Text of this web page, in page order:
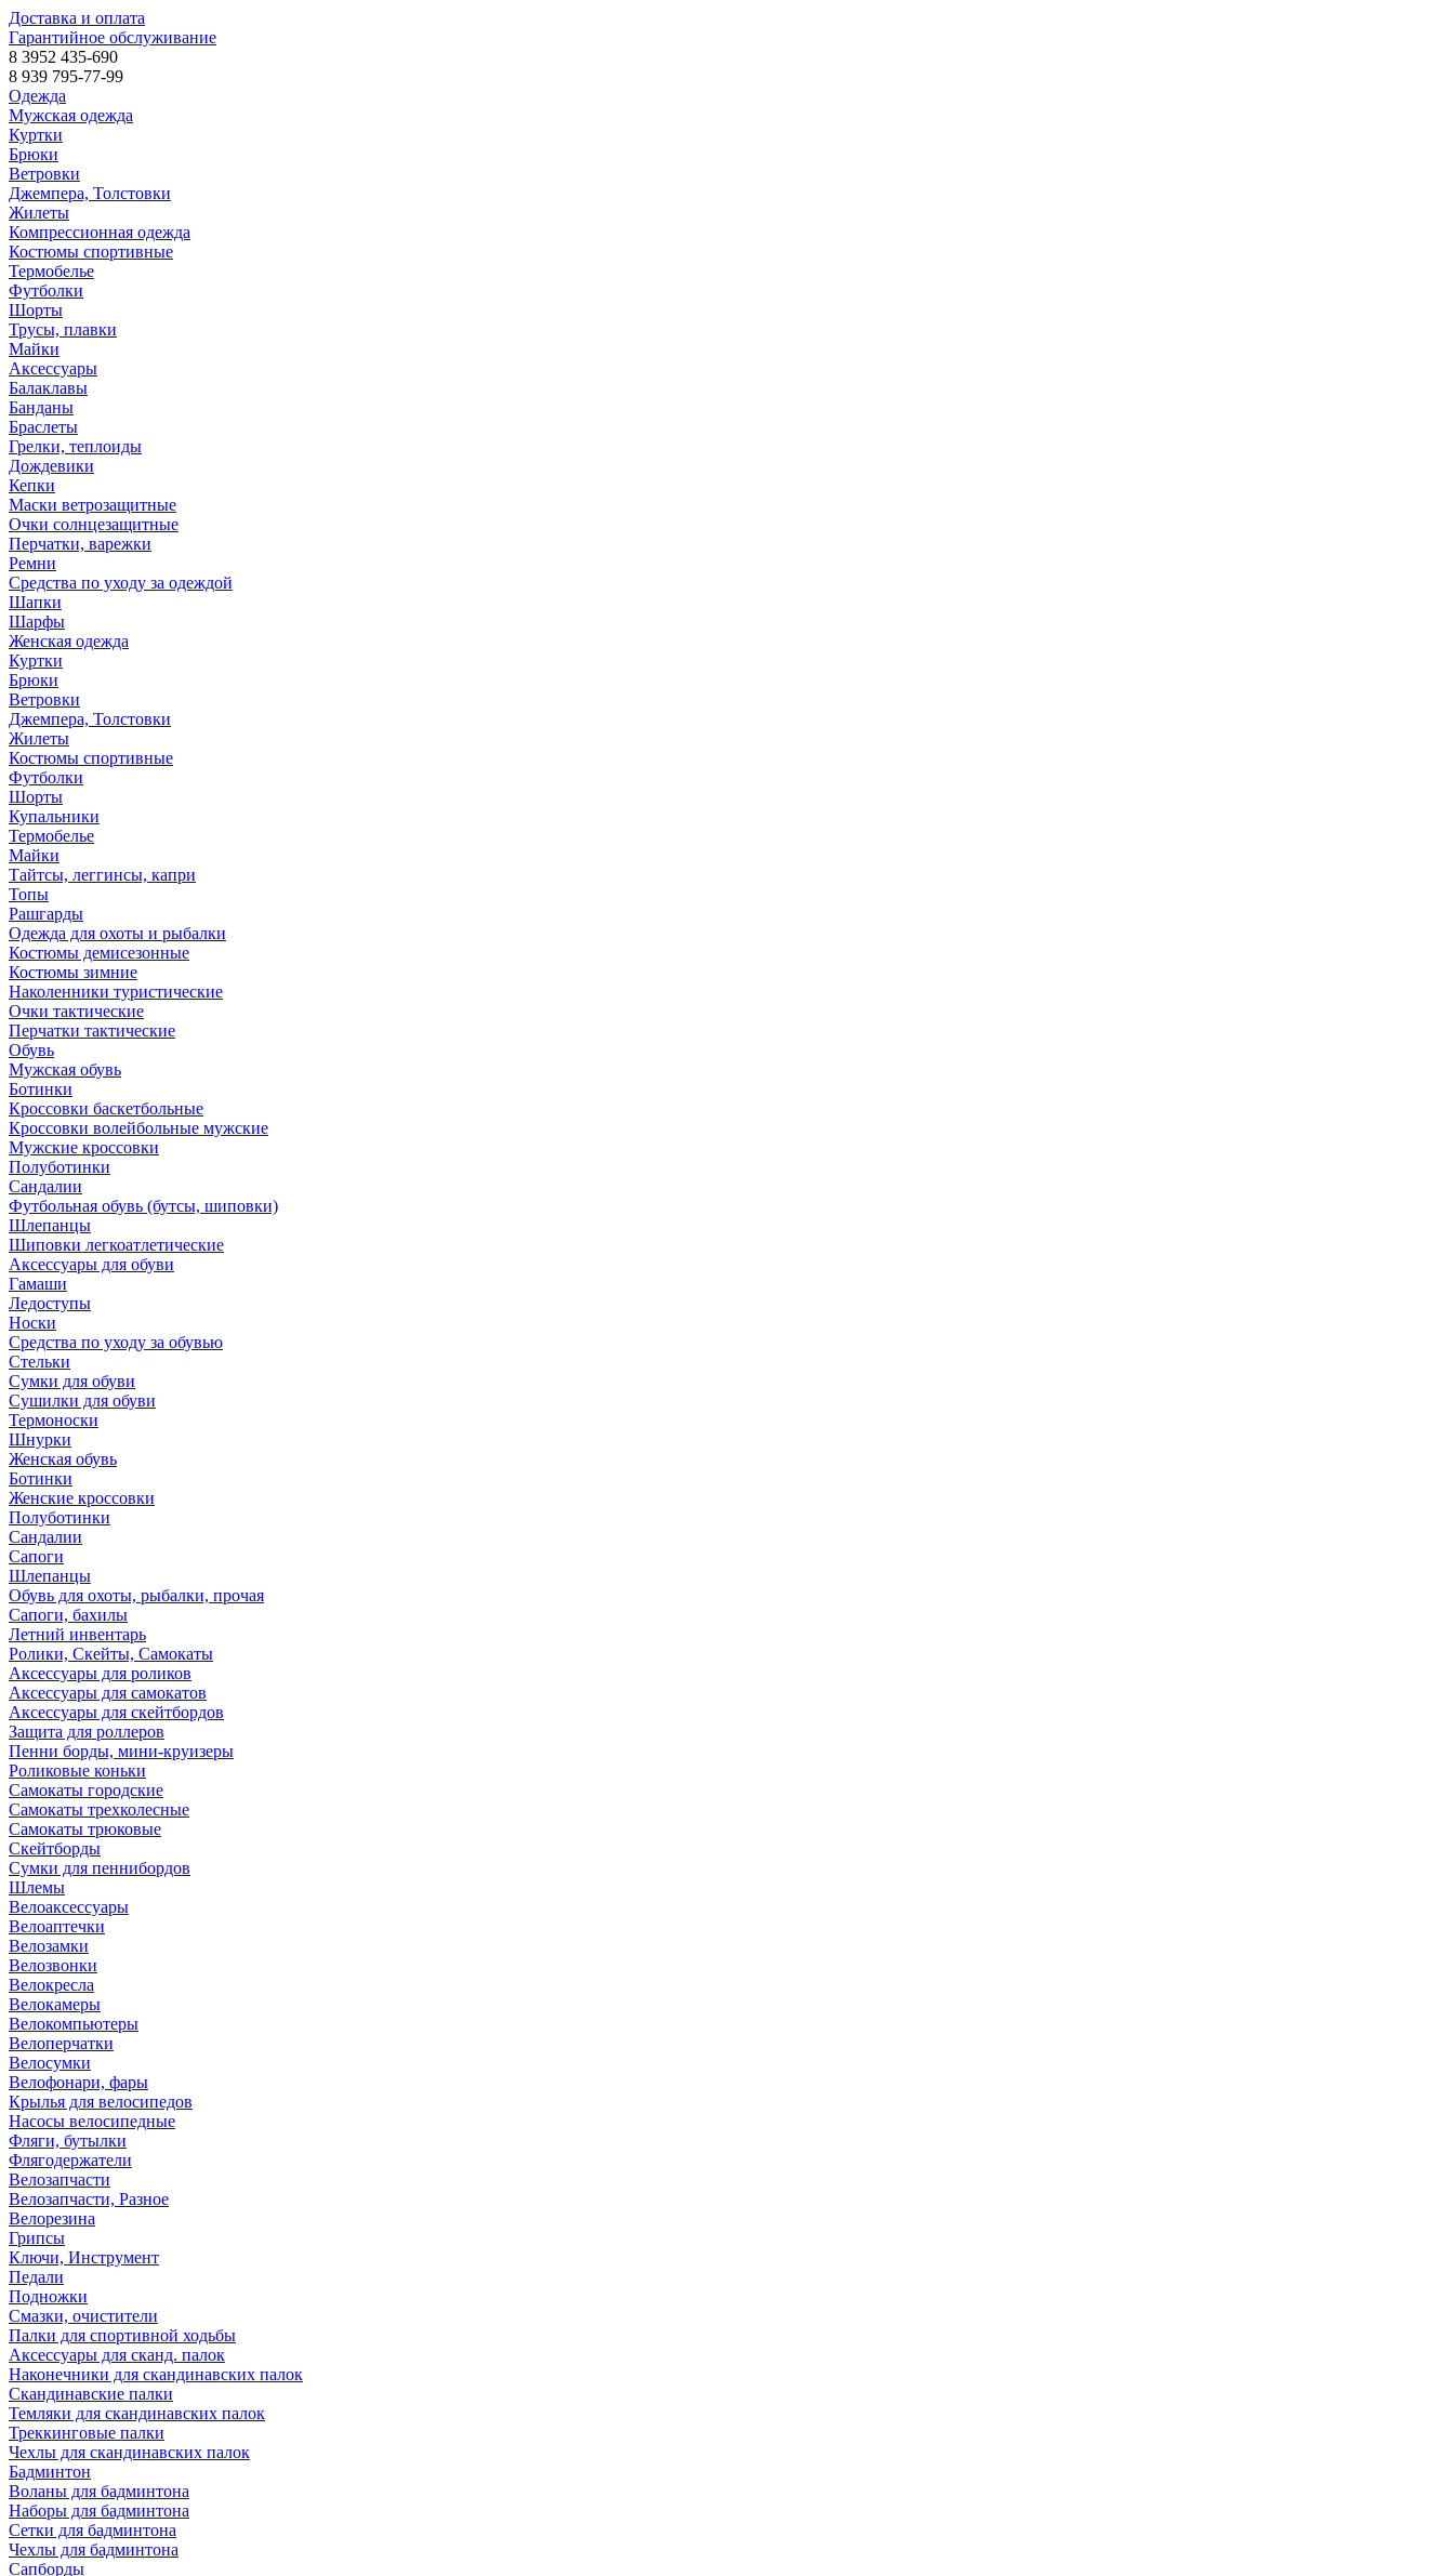
Доставка и оплата
Гарантийное обслуживание
8 3952 435-690
8 939 795-77-99
Одежда
Мужская одежда
Куртки
Брюки
Ветровки
Джемпера, Толстовки
Жилеты
Компрессионная одежда
Костюмы спортивные
Термобелье
Футболки
Шорты
Трусы, плавки
Майки
Аксессуары
Балаклавы
Банданы
Браслеты
Грелки, теплоиды
Дождевики
Кепки
Маски ветрозащитные
Очки солнцезащитные
Перчатки, варежки
Ремни
Средства по уходу за одеждой
Шапки
Шарфы
Женская одежда
Куртки
Брюки
Ветровки
Джемпера, Толстовки
Жилеты
Костюмы спортивные
Футболки
Шорты
Купальники
Термобелье
Майки
Тайтсы, леггинсы, капри
Топы
Рашгарды
Одежда для охоты и рыбалки
Костюмы демисезонные
Костюмы зимние
Наколенники туристические
Очки тактические
Перчатки тактические
Обувь
Мужская обувь
Ботинки
Кроссовки баскетбольные
Кроссовки волейбольные мужские
Мужские кроссовки
Полуботинки
Сандалии
Футбольная обувь (бутсы, шиповки)
Шлепанцы
Шиповки легкоатлетические
Аксессуары для обуви
Гамаши
Ледоступы
Носки
Средства по уходу за обувью
Стельки
Сумки для обуви
Сушилки для обуви
Термоноски
Шнурки
Женская обувь
Ботинки
Женские кроссовки
Полуботинки
Сандалии
Сапоги
Шлепанцы
Обувь для охоты, рыбалки, прочая
Сапоги, бахилы
Летний инвентарь
Ролики, Скейты, Самокаты
Аксессуары для роликов
Аксессуары для самокатов
Аксессуары для скейтбордов
Защита для роллеров
Пенни борды, мини-круизеры
Роликовые коньки
Самокаты городские
Самокаты трехколесные
Самокаты трюковые
Скейтборды
Сумки для пеннибордов
Шлемы
Велоаксессуары
Велоаптечки
Велозамки
Велозвонки
Велокресла
Велокамеры
Велокомпьютеры
Велоперчатки
Велосумки
Велофонари, фары
Крылья для велосипедов
Насосы велосипедные
Фляги, бутылки
Флягодержатели
Велозапчасти
Велозапчасти, Разное
Велорезина
Грипсы
Ключи, Инструмент
Педали
Подножки
Смазки, очистители
Палки для спортивной ходьбы
Аксессуары для сканд. палок
Наконечники для скандинавских палок
Скандинавские палки
Темляки для скандинавских палок
Треккинговые палки
Чехлы для скандинавских палок
Бадминтон
Воланы для бадминтона
Наборы для бадминтона
Сетки для бадминтона
Чехлы для бадминтона
Сапборды